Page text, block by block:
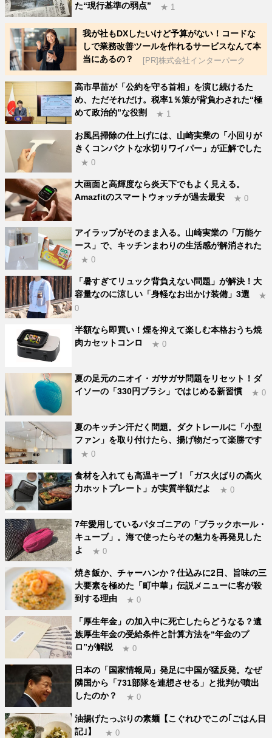
た“現行基準の弱点”
★ 1
我が社もDXしたいけど予算がない！コードな
しで業務改善ツールを作れるサービスなんて本
当にあるの？
[PR]株式会社インターパーク
高市早苗が「公約を守る首相」を演じ続けるた
め、ただそれだけ。税率1％策が背負わされた“極
めて政治的”な役割
★ 1
お風呂掃除の仕上げには、山崎実業の「小回りが
きくコンパクトな水切りワイパー」が正解でした
★ 0
大画面と高輝度なら炎天下でもよく見える。
Amazfitのスマートウォッチが過去最安
★ 0
アイラップがそのまま入る。山崎実業の「万能ケ
ース」で、キッチンまわりの生活感が解消された
★ 0
「暑すぎてリュック背負えない問題」が解決！大
容量なのに涼しい「身軽なお出かけ装備」3選
★
0
半額なら即買い！煙を抑えて楽しむ本格おうち焼
肉カセットコンロ
★ 0
夏の足元のニオイ・ガサガサ問題をリセット！ダ
イソーの「330円ブラシ」ではじめる新習慣
★ 0
夏のキッチン汗だく問題。ダクトレールに「小型
ファン」を取り付けたら、揚げ物だって楽勝です
★ 0
食材を入れても高温キープ！「ガス火ばりの高火
力ホットプレート」が実質半額だよ
★ 0
7年愛用しているパタゴニアの「ブラックホール・
キューブ」。海で使ったらその魅力を再発見した
よ
★ 0
焼き飯か、チャーハンか？仕込みに2日、旨味の三
大要素を極めた「町中華」伝説メニューに客が殺
到する理由
★ 0
「厚生年金」の加入中に死亡したらどうなる？遺
族厚生年金の受給条件と計算方法を“年金のプ
ロ”が解説
★ 0
日本の「国家情報局」発足に中国が猛反発。なぜ
隣国から「731部隊を連想させる」と批判が噴出
したのか？
★ 0
油揚げたっぷりの素麺【こぐれひでこの｢ごはん日
記｣】
★ 0